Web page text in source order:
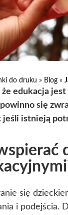
do druku » Blog »
edukacja
się
jeśli istnieją
się
i podejścia.